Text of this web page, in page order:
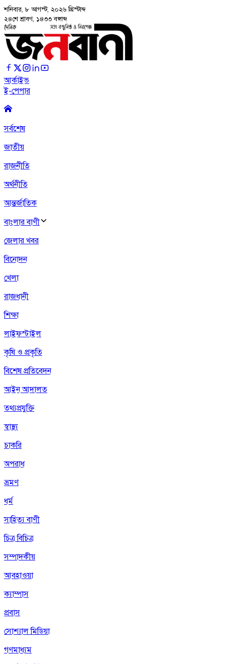
শনিবার, ৮ আগস্ট, ২০২৬ খ্রিস্টাব্দ
২৪শে শ্রাবণ, ১৪৩৩ বঙ্গাব্দ
আর্কাইভ
ই-পেপার
সর্বশেষ
জাতীয়
রাজনীতি
অর্থনীতি
আন্তর্জাতিক
বাংলার বাণী
জেলার খবর
বিনোদন
খেলা
রাজধানী
শিক্ষা
লাইফস্টাইল
কৃষি ও প্রকৃতি
বিশেষ প্রতিবেদন
আইন আদালত
তথ্যপ্রযুক্তি
স্বাস্থ্য
চাকরি
অপরাধ
ভ্রমণ
ধর্ম
সাহিত্য বাণী
চিত্র বিচিত্র
সম্পাদকীয়
আবহাওয়া
ক্যাম্পাস
প্রবাস
সোশ্যাল মিডিয়া
গণমাধ্যম